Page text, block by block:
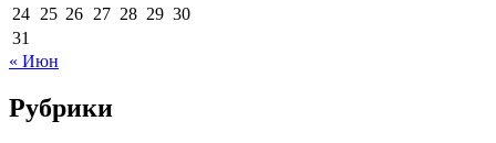
24 25 26 27 28 29 30
31
« Июн
Рубрики